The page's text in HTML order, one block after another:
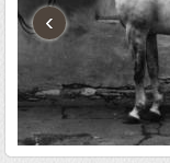
‹